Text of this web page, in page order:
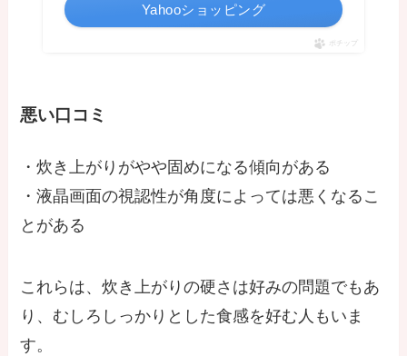
Yahooショッピング
ポチップ
悪い口コミ
・炊き上がりがやや固めになる傾向がある
・液晶画面の視認性が角度によっては悪くなるこ
とがある
これらは、炊き上がりの硬さは好みの問題でもあ
り、むしろしっかりとした食感を好む人もいま
す。